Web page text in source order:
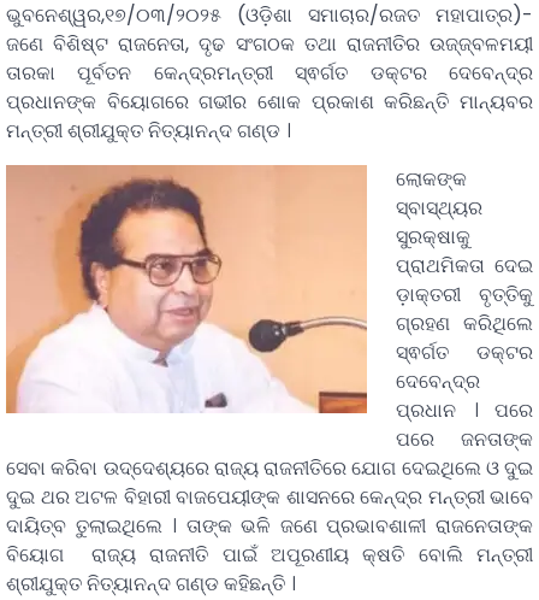
ଭୁବନେଶ୍ୱର,୧୭/୦୩/୨୦୨୫ (ଓଡ଼ିଶା ସମାଚାର/ରଜତ ମହାପାତ୍ର)-
ଜଣେ ବିଶିଷ୍ଟ ରାଜନେତା, ଦୃଢ ସଂଗଠକ ତଥା ରାଜନୀତିର ଉଜ୍ଜ୍ବଳମୟୀ
ତାରକା ପୂର୍ବତନ କେନ୍ଦ୍ରମନ୍ତ୍ରୀ ସ୍ଵର୍ଗତ ଡକ୍ଟର ଦେବେନ୍ଦ୍ର
ପ୍ରଧାନଙ୍କ ବିୟୋଗରେ ଗଭୀର ଶୋକ ପ୍ରକାଶ କରିଛନ୍ତି ମାନ୍ୟବର
ମନ୍ତ୍ରୀ ଶ୍ରୀଯୁକ୍ତ ନିତ୍ୟାନନ୍ଦ ଗଣ୍ଡ ।
ଲୋକଙ୍କ
ସ୍ବାସ୍ଥ୍ୟର
ସୁରକ୍ଷାକୁ
ପ୍ରାଥମିକତା ଦେଇ
ଡ଼ାକ୍ତରୀ ବୃତ୍ତିକୁ
ଗ୍ରହଣ କରିଥିଲେ
ସ୍ଵର୍ଗତ ଡକ୍ଟର
ଦେବେନ୍ଦ୍ର
ପ୍ରଧାନ । ପରେ
ପରେ ଜନତାଙ୍କ
ସେବା କରିବା ଉଦ୍ଦେଶ୍ୟରେ ରାଜ୍ୟ ରାଜନୀତିରେ ଯୋଗ ଦେଇଥିଲେ ଓ ଦୁଇ
ଦୁଇ ଥର ଅଟଳ ବିହାରୀ ବାଜପେୟୀଙ୍କ ଶାସନରେ କେନ୍ଦ୍ର ମନ୍ତ୍ରୀ ଭାବେ
ଦାୟିତ୍ବ ତୁଲାଇଥିଲେ । ତାଙ୍କ ଭଳି ଜଣେ ପ୍ରଭାବଶାଳୀ ରାଜନେତାଙ୍କ
ବିୟୋଗ ରାଜ୍ୟ ରାଜନୀତି ପାଇଁ ଅପୂରଣୀୟ କ୍ଷତି ବୋଲି ମନ୍ତ୍ରୀ
ଶ୍ରୀଯୁକ୍ତ ନିତ୍ୟାନନ୍ଦ ଗଣ୍ଡ କହିଛନ୍ତି ।